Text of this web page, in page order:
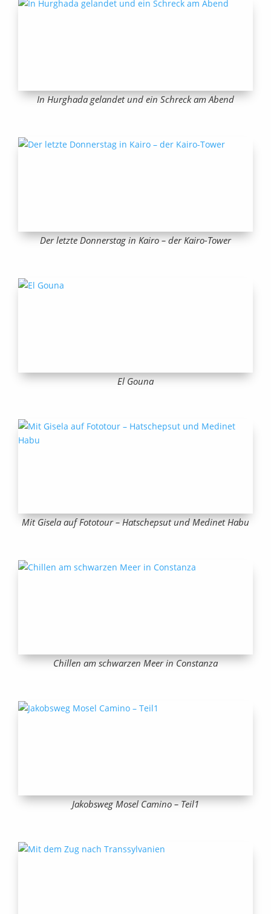
In Hurghada gelandet und ein Schreck am Abend
Der letzte Donnerstag in Kairo – der Kairo-Tower
El Gouna
Mit Gisela auf Fototour – Hatschepsut und Medinet Habu
Chillen am schwarzen Meer in Constanza
Jakobsweg Mosel Camino – Teil1